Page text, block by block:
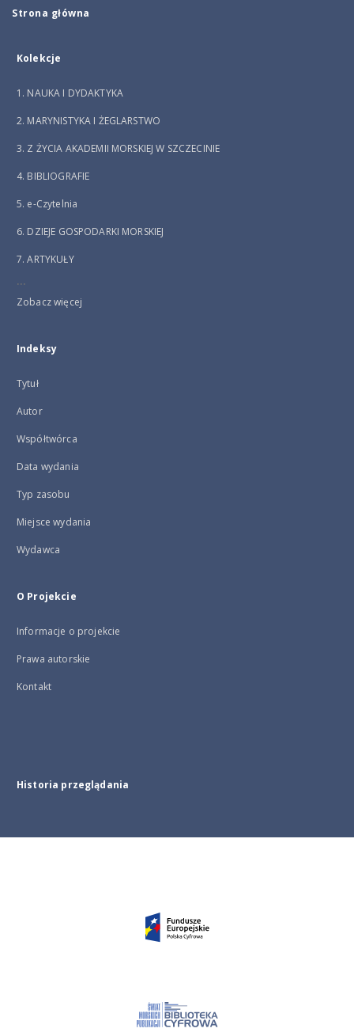
Strona główna
Kolekcje
1. NAUKA I DYDAKTYKA
2. MARYNISTYKA I ŻEGLARSTWO
3. Z ŻYCIA AKADEMII MORSKIEJ W SZCZECINIE
4. BIBLIOGRAFIE
5. e-Czytelnia
6. DZIEJE GOSPODARKI MORSKIEJ
7. ARTYKUŁY
...
Zobacz więcej
Indeksy
Tytuł
Autor
Współtwórca
Data wydania
Typ zasobu
Miejsce wydania
Wydawca
O Projekcie
Informacje o projekcie
Prawa autorskie
Kontakt
Historia przeglądania